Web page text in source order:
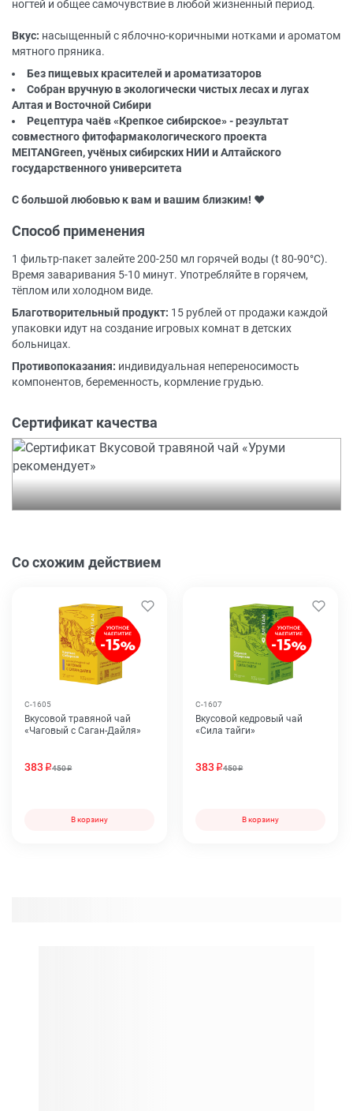
ногтей и общее самочувствие в любой жизненный период.
Вкус: насыщенный с яблочно-коричными нотками и ароматом
мятного пряника.
Без пищевых красителей и ароматизаторов
Собран вручную в экологически чистых лесах и лугах
Алтая и Восточной Сибири
Рецептура чаёв «Крепкое сибирское» - результат
совместного фитофармакологического проекта
MEITANGreen, учёных сибирских НИИ и Алтайского
государственного университета
С большой любовью к вам и вашим близким! ♥
Способ применения
1 фильтр-пакет залейте 200-250 мл горячей воды (t 80-90°С).
Время заваривания 5-10 минут. Употребляйте в горячем,
тёплом или холодном виде.
Благотворительный продукт: 15 рублей от продажи каждой
упаковки идут на создание игровых комнат в детских
больницах.
Противопоказания: индивидуальная непереносимость
компонентов, беременность, кормление грудью.
Сертификат качества
Со схожим действием
C-1605
Вкусовой травяной чай
«Чаговый с Саган-Дайля»
383 450
В корзину
C-1607
Вкусовой кедровый чай
«Сила тайги»
383 450
В корзину